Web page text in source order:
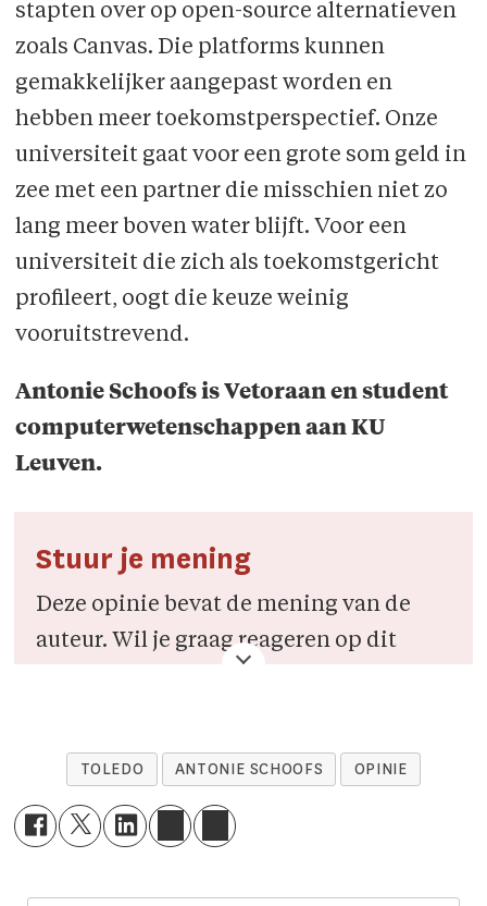
stapten over op open-source alternatieven
zoals Canvas. Die platforms kunnen
gemakkelijker aangepast worden en
hebben meer toekomst­perspec­tief. Onze
universiteit gaat voor een grote som geld in
zee met een partner die misschien niet zo
lang meer boven water blijft. Voor een
universiteit die zich als toekomstgericht
profileert, oogt die keuze weinig
vooruitstrevend.
Antonie Schoofs is Vetoraan en student
computerwetenschappen aan KU
Leuven.
Stuur je mening
Deze opinie bevat de mening van de
auteur. Wil je graag reageren op dit
lezersbrief naarVeto. Meer info vind
hier.
TOLEDO ANTONIE SCHOOFS OPINIE